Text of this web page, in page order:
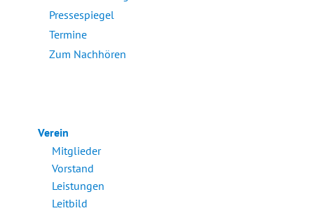
Pressespiegel
Termine
Zum Nachhören
Verein
Mitglieder
Vorstand
Leistungen
Leitbild